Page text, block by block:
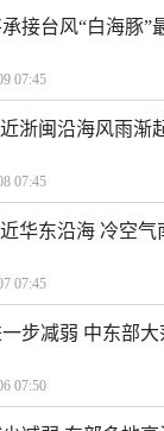
接台风“白海豚”
07:45
浙闽沿海风雨渐
07:45
华东沿海 冷空
07:45
步减弱 中东部
07:50